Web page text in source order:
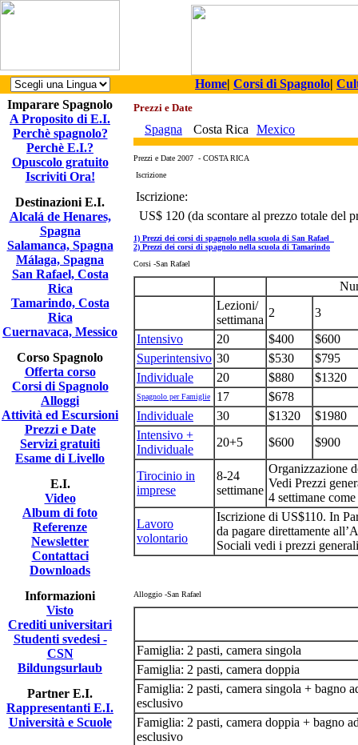
Home| Corsi di Spagnolo|
Imparare Spagnolo
A Proposito di E.I.
Perchè spagnolo?
Perchè E.I.?
Opuscolo gratuito
Iscriviti Ora!
Destinazioni E.I.
Alcalá de Henares,
Spagna
Salamanca, Spagna
Málaga, Spagna
San Rafael, Costa
Rica
Tamarindo, Costa
Rica
Cuernavaca, Messico
Corso Spagnolo
Offerta corso
Corsi di Spagnolo
Alloggi
Attività ed Escursioni
Prezzi e Date
Servizi gratuiti
Esame di Livello
E.I.
Video
Album di foto
Referenze
Newsletter
Contattaci
Downloads
Informazioni
Visto
Crediti universitari
Studenti svedesi -
CSN
Bildungsurlaub
Partner E.I.
Rappresentanti E.I.
Università e Scuole
Prezzi e Date
Spagna Costa Rica Mexico
Prezzi e Date 2007 - COSTA RICA
Iscrizione
Iscrizione:
US$ 120 (da scontare al prezzo totale del
1) Prezzi dei corsi di spagnolo nella scuola di San Rafael
2) Prezzi dei corsi di spagnolo nella scuola di Tamarindo
Corsi -San Rafael
Lezioni/
settimana
2
3
Intensivo
20 $400
$600
Superintensivo 30 $530
$795
Individuale
20 $880 $1320
Spagnolo per Famiglie 17
$678
Individuale
30 $1320
$1980
Intensivo +
Individuale
20+5 $600 $900
Tirocinio in
imprese
8-24
settimane
Organizzazione
Vedi Prezzi
4 settimane
Lavoro
volontario
Iscrizione di US$110. In
da pagare direttamente
Sociali vedi i prezzi
Alloggio -San Rafael
Famiglia: 2 pasti, camera singola
Famiglia: 2 pasti, camera doppia
Famiglia: 2 pasti, camera singola + bagno
esclusivo
Famiglia: 2 pasti, camera doppia + bagno
esclusivo